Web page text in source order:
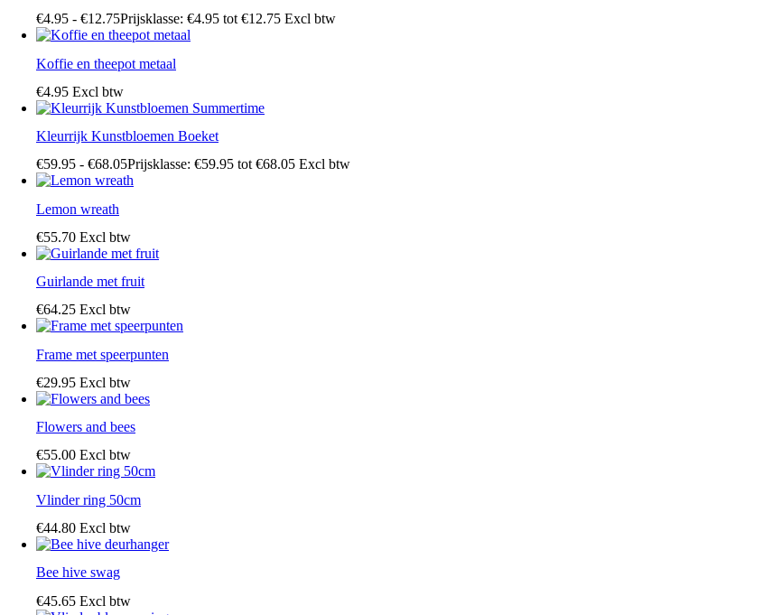
€4.95 - €12.75Prijsklasse: €4.95 tot €12.75 Excl btw
Koffie en theepot metaal
€4.95 Excl btw
Kleurrijk Kunstbloemen Boeket
€59.95 - €68.05Prijsklasse: €59.95 tot €68.05 Excl btw
Lemon wreath
€55.70 Excl btw
Guirlande met fruit
€64.25 Excl btw
Frame met speerpunten
€29.95 Excl btw
Flowers and bees
€55.00 Excl btw
Vlinder ring 50cm
€44.80 Excl btw
Bee hive swag
€45.65 Excl btw